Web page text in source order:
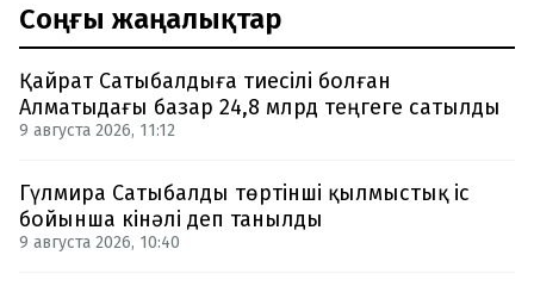
Соңғы жаңалықтар
Қайрат Сатыбалдыға тиесілі болған
Алматыдағы базар 24,8 млрд теңгеге сатылды
9 августа 2026, 11:12
Гүлмира Сатыбалды төртінші қылмыстық іс
бойынша кінәлі деп танылды
9 августа 2026, 10:40